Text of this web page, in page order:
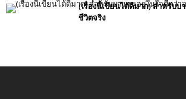
(เรื่องนี้เขียนได้ดีมาก) สำหรับบ
ชีวิตจริง